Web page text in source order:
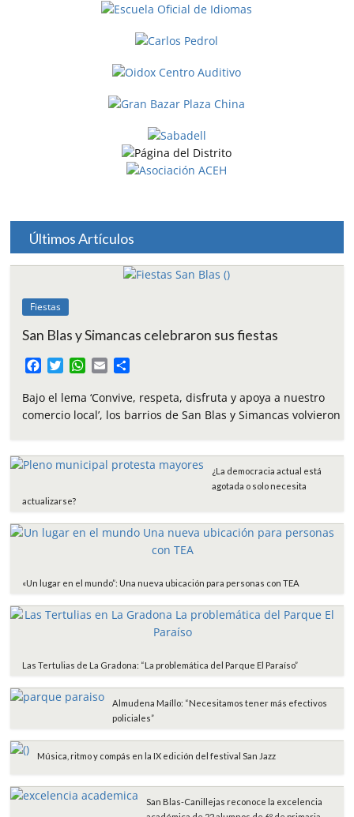
Últimos Artículos
Fiestas
San Blas y Simancas celebraron sus fiestas
F
c
e
o
T
i
t
r
W
a
t
p
p
E
a
i
m
p
t
Bajo el lema ‘Convive, respeta, disfruta y apoya a nuestro
comercio local’, los barrios de San Blas y Simancas volvieron
¿La democracia actual está
agotada o solo necesita
actualizarse?
«Un lugar en el mundo”: Una nueva ubicación para personas con TEA
Las Tertulias de La Gradona: “La problemática del Parque El Paraíso”
Almudena Maíllo: “Necesitamos tener más efectivos
policiales”
Música, ritmo y compás en la IX edición del festival San Jazz
San Blas-Canillejas reconoce la excelencia